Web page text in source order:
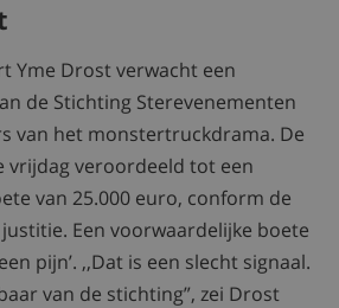
Yme Drost verwacht een
de Stichting Sterevenementen
van het monstertruckdrama. De
vrijdag veroordeeld tot een
van 25.000 euro, conform de
Een voorwaardelijke boete
pijn’. ,,Dat is een slecht signaal.
van de stichting”, zei Drost